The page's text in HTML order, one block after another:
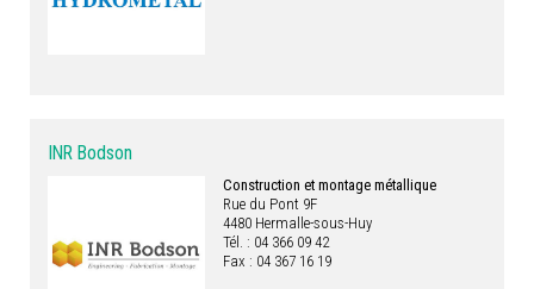
INR Bodson
Construction et montage métallique
Rue du Pont 9F
4480 Hermalle-sous-Huy
Tél. : 04 366 09 42
Fax : 04 367 16 19